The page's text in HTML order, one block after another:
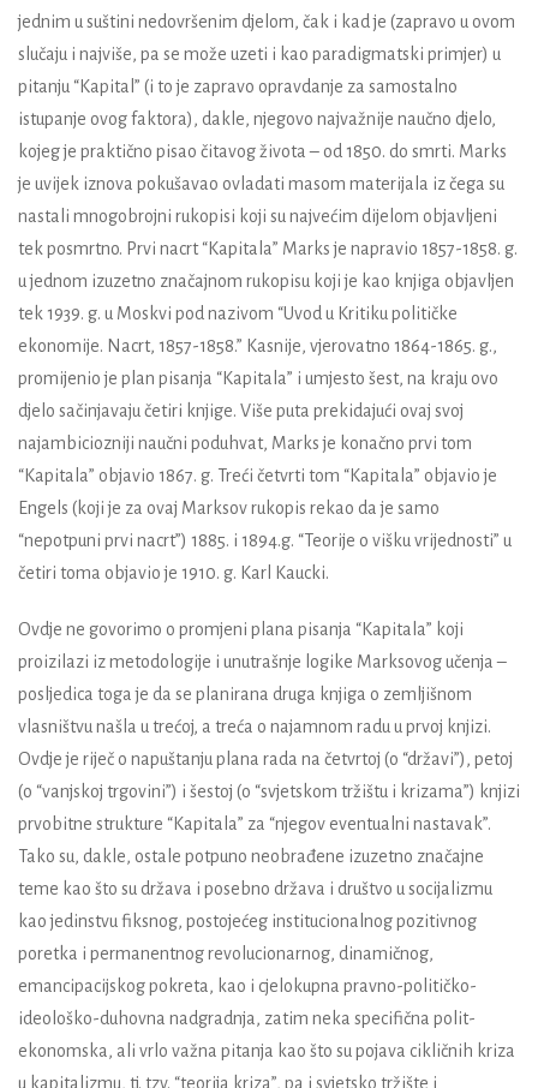
jednim u suštini nedovršenim djelom, čak i kad je (zapravo u ovom
slučaju i najviše, pa se može uzeti i kao paradigmatski primjer) u
pitanju “Kapital” (i to je zapravo opravdanje za samostalno
istupanje ovog faktora), dakle, njegovo najvažnije naučno djelo,
kojeg je praktično pisao čitavog života – od 1850. do smrti. Marks
je uvijek iznova pokušavao ovladati masom materijala iz čega su
nastali mnogobrojni rukopisi koji su najvećim dijelom objavljeni
tek posmrtno. Prvi nacrt “Kapitala” Marks je napravio 1857-1858. g.
u jednom izuzetno značajnom rukopisu koji je kao knjiga objavljen
tek 1939. g. u Moskvi pod nazivom “Uvod u Kritiku političke
ekonomije. Nacrt, 1857-1858.” Kasnije, vjerovatno 1864-1865. g.,
promijenio je plan pisanja “Kapitala” i umjesto šest, na kraju ovo
djelo sačinjavaju četiri knjige. Više puta prekidajući ovaj svoj
najambiciozniji naučni poduhvat, Marks je konačno prvi tom
“Kapitala” objavio 1867. g. Treći četvrti tom “Kapitala” objavio je
Engels (koji je za ovaj Marksov rukopis rekao da je samo
“nepotpuni prvi nacrt”) 1885. i 1894.g. “Teorije o višku vrijednosti” u
četiri toma objavio je 1910. g. Karl Kaucki.
Ovdje ne govorimo o promjeni plana pisanja “Kapitala” koji
proizilazi iz metodologije i unutrašnje logike Marksovog učenja –
posljedica toga je da se planirana druga knjiga o zemljišnom
vlasništvu našla u trećoj, a treća o najamnom radu u prvoj knjizi.
Ovdje je riječ o napuštanju plana rada na četvrtoj (o “državi”), petoj
(o “vanjskoj trgovini”) i šestoj (o “svjetskom tržištu i krizama”) knjizi
prvobitne strukture “Kapitala” za “njegov eventualni nastavak”.
Tako su, dakle, ostale potpuno neobrađene izuzetno značajne
teme kao što su država i posebno država i društvo u socijalizmu
kao jedinstvu fiksnog, postojećeg institucionalnog pozitivnog
poretka i permanentnog revolucionarnog, dinamičnog,
emancipacijskog pokreta, kao i cjelokupna pravno-političko-
ideološko-duhovna nadgradnja, zatim neka specifična polit-
ekonomska, ali vrlo važna pitanja kao što su pojava cikličnih kriza
u kapitalizmu, tj. tzv. “teorija kriza”, pa i svjetsko tržište i